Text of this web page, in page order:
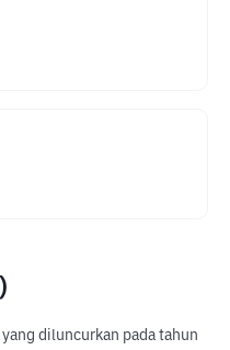
yang diluncurkan pada tahun